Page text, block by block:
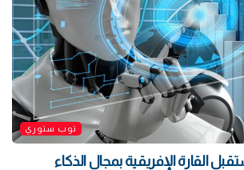
توب ستوري
القارة الإفريقية بمجال الذكاء